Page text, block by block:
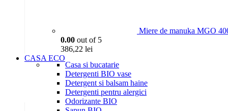
Miere de manuka MGO
0.00 out of 5
386,22 lei
CASA ECO
Casa si bucatarie
Detergenti BIO vase
Detergent si balsam haine
Detergenti pentru alergici
Odorizante BIO